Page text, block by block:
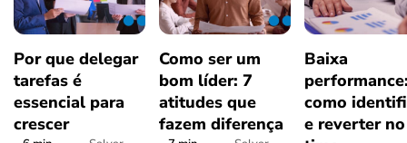
Por que delegar
tarefas é
essencial para
crescer
Como ser um
bom líder: 7
atitudes que
fazem diferença
Baixa
como
e reverter no